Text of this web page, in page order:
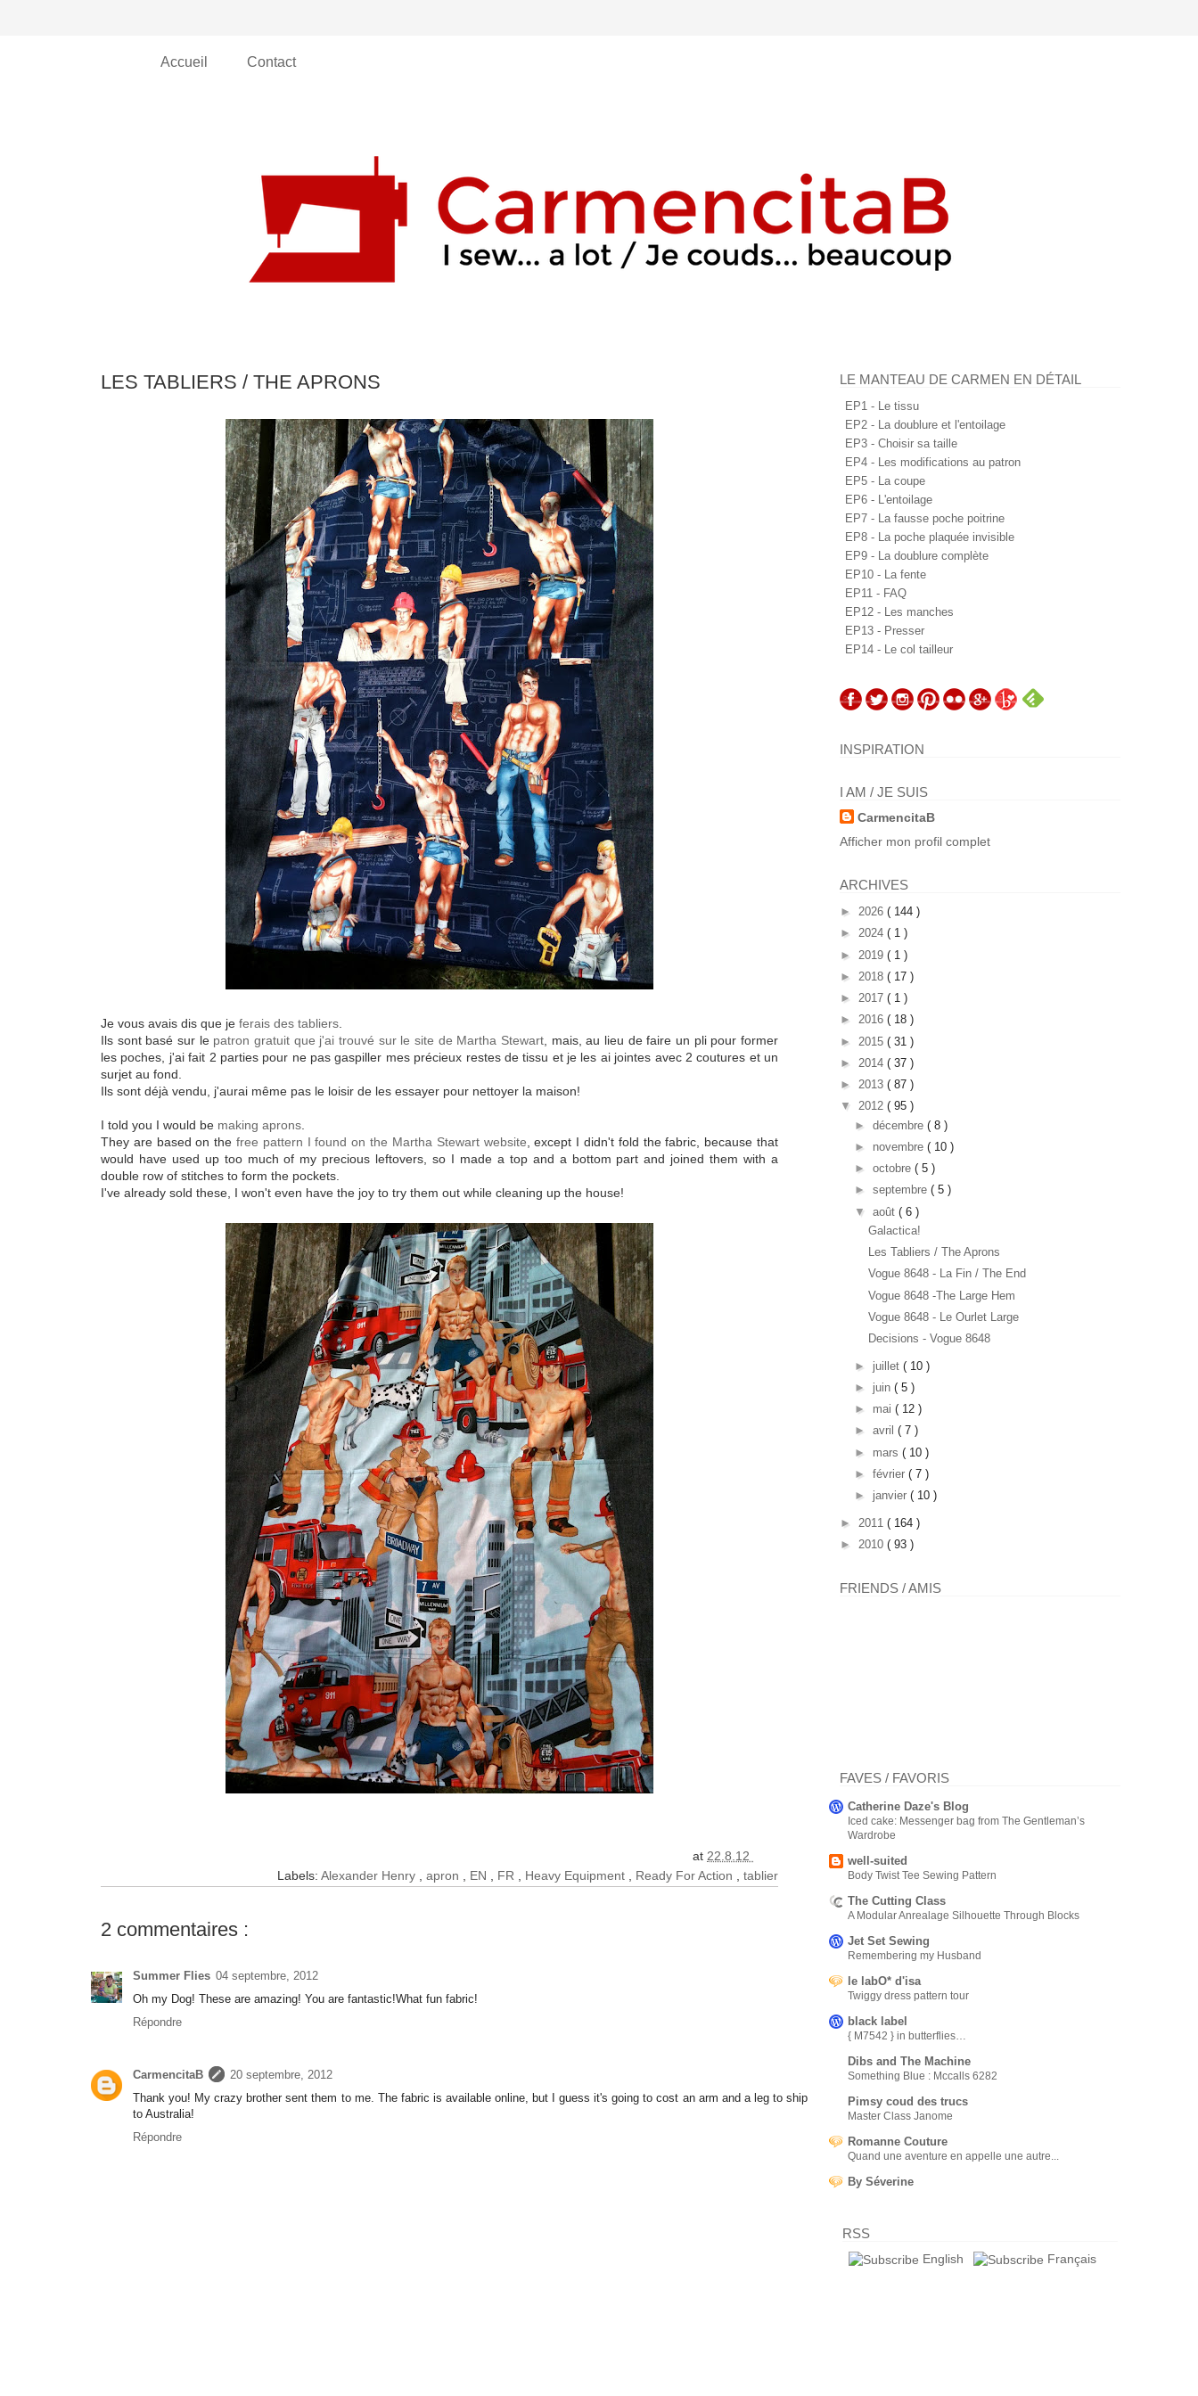
Accueil Contact
LES TABLIERS / THE APRONS
Je vous avais dis que je ferais des tabliers.
Ils sont basé sur le patron gratuit que j'ai trouvé sur le site de Martha Stewart, mais, au lieu de faire un pli pour former
les poches, j'ai fait 2 parties pour ne pas gaspiller mes précieux restes de tissu et je les ai jointes avec 2 coutures et un
surjet au fond.
Ils sont déjà vendu, j'aurai même pas le loisir de les essayer pour nettoyer la maison!
I told you I would be making aprons.
They are based on thefree pattern I found on the Martha Stewart website, except I didn't fold the fabric, because that
would have used up too much of my precious leftovers, so I made a top and a bottom part and joined them with a
double row of stitches to form the pockets.
I've already sold these, I won't even have the joy to try them out while cleaning up the house!
at 22.8.12
Labels: Alexander Henry , apron , EN , FR , Heavy Equipment , Ready For Action , tablier
2 commentaires :
Summer Flies 04 septembre, 2012
Oh my Dog! These are amazing! You are fantastic!What fun fabric!
Répondre
CarmencitaB
20 septembre, 2012
Thank you! My crazy brother sent them to me. The fabric is available online, but I guess it's going to cost an arm and a leg to ship
to Australia!
Répondre
LE MANTEAU DE CARMEN EN DÉTAIL
EP1 - Le tissu
EP2 - La doublure et l'entoilage
EP3 - Choisir sa taille
EP4 - Les modifications au patron
EP5 - La coupe
EP6 - L'entoilage
EP7 - La fausse poche poitrine
EP8 - La poche plaquée invisible
EP9 - La doublure complète
EP10 - La fente
EP11 - FAQ
EP12 - Les manches
EP13 - Presser
EP14 - Le col tailleur
INSPIRATION
I AM / JE SUIS
CarmencitaB
Afficher mon profil complet
ARCHIVES
► 2026 ( 144 )
► 2024 ( 1 )
► 2019 ( 1 )
► 2018 ( 17 )
► 2017 ( 1 )
► 2016 ( 18 )
► 2015 ( 31 )
► 2014 ( 37 )
► 2013 ( 87 )
▼ 2012 ( 95 )
► décembre ( 8 )
► novembre ( 10 )
► octobre ( 5 )
► septembre ( 5 )
▼ août ( 6 )
Galactica!
Les Tabliers / The Aprons
Vogue 8648 - La Fin / The End
Vogue 8648 -The Large Hem
Vogue 8648 - Le Ourlet Large
Decisions - Vogue 8648
► juillet ( 10 )
► juin ( 5 )
► mai ( 12 )
► avril ( 7 )
► mars ( 10 )
► février ( 7 )
► janvier ( 10 )
► 2011 ( 164 )
► 2010 ( 93 )
FRIENDS / AMIS
FAVES / FAVORIS
Catherine Daze's Blog
Iced cake: Messenger bag from The Gentleman’s
Wardrobe
well-suited
Body Twist Tee Sewing Pattern
The Cutting Class
A Modular Anrealage Silhouette Through Blocks
Jet Set Sewing
Remembering my Husband
le labO* d'isa
Twiggy dress pattern tour
black label
{ M7542 } in butterflies…
Dibs and The Machine
Something Blue : Mccalls 6282
Pimsy coud des trucs
Master Class Janome
Romanne Couture
Quand une aventure en appelle une autre...
By Séverine
RSS
English Français